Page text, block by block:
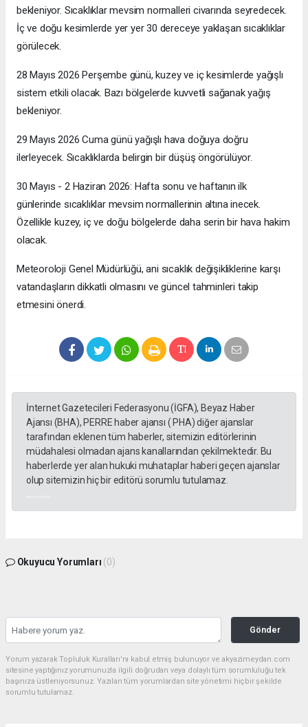
bekleniyor. Sıcaklıklar mevsim normalleri civarında seyredecek.
İç ve doğu kesimlerde yer yer 30 dereceye yaklaşan sıcaklıklar
görülecek.
28 Mayıs 2026 Perşembe günü, kuzey ve iç kesimlerde yağışlı
sistem etkili olacak. Bazı bölgelerde kuvvetli sağanak yağış
bekleniyor.
29 Mayıs 2026 Cuma günü yağışlı hava doğuya doğru
ilerleyecek. Sıcaklıklarda belirgin bir düşüş öngörülüyor.
30 Mayıs - 2 Haziran 2026: Hafta sonu ve haftanın ilk
günlerinde sıcaklıklar mevsim normallerinin altına inecek.
Özellikle kuzey, iç ve doğu bölgelerde daha serin bir hava hakim
olacak.
Meteoroloji Genel Müdürlüğü, ani sıcaklık değişikliklerine karşı
vatandaşların dikkatli olmasını ve güncel tahminleri takip
etmesini önerdi.
İnternet Gazetecileri Federasyonu (İGFA), Beyaz Haber
Ajansı (BHA), PERRE haber ajansı ( PHA) diğer ajanslar
tarafından eklenen tüm haberler, sitemizin editörlerinin
müdahalesi olmadan ajans kanallarından çekilmektedir. Bu
haberlerde yer alan hukuki muhataplar haberi geçen ajanslar
olup sitemizin hiç bir editörü sorumlu tutulamaz.
Okuyucu Yorumları (0)
Gönder
Yorum yazarak Topluluk Kuralları’nı kabul etmiş bulunuyor ve akyazimeydan.com
sitesine yaptığınız yorumunuzla ilgili doğrudan veya dolaylı tüm sorumluluğu tek
başınıza üstleniyorsunuz. Yazılan tüm yorumlardan site yönetimi hiçbir şekilde
sorumlu tutulamaz.